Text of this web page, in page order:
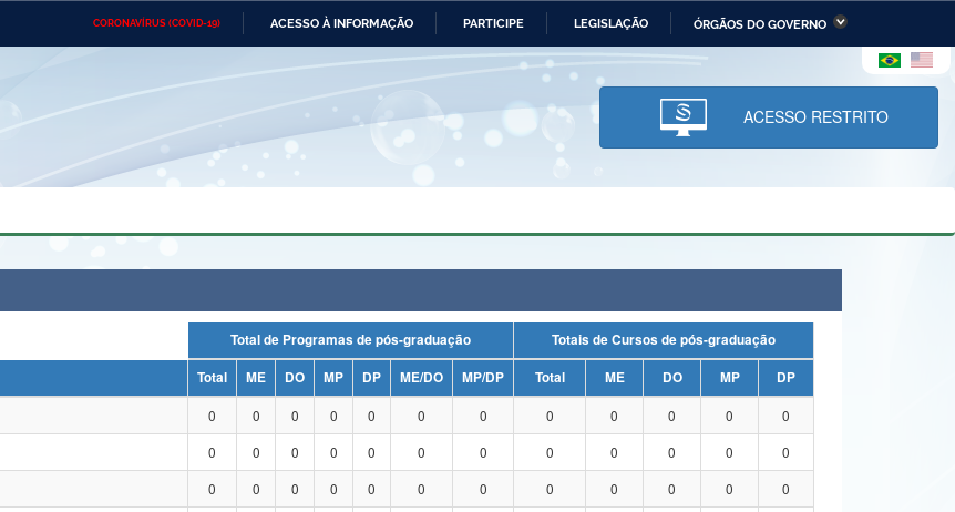
CORONAVÍRUS (COVID-19) ACESSO À INFORMAÇÃO PARTICIPE LEGISLAÇÃO ÓRGÃOS DO GOVERNO
Ministério das Relações Ministério da Economia Ministério da Infraestrutura
Ministério da Ciência,
Tecnologia, Inovações e
Comunicações
Ministério do Desenvolvimento
Regional e dos Direitos Humanos
Advocacia-Geral da União Banco Central do Brasil Planalto
ACESSO RESTRITO
Total de Programas de pós-graduação
Totais de Cursos de pós-graduação
Total ME DO MP DP ME/DO MP/DP Total ME DO MP
DP
0 0 0 0 0 0 0 0 0 0 0
0
0 0 0 0 0 0 0 0 0 0 0
0
0 0 0 0 0 0 0 0 0 0 0
0